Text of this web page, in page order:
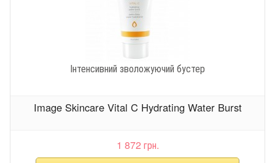
Інтенсивний зволожуючий бустер
Image Skincare Vital C Hydrating Water Burst
1 872 грн.